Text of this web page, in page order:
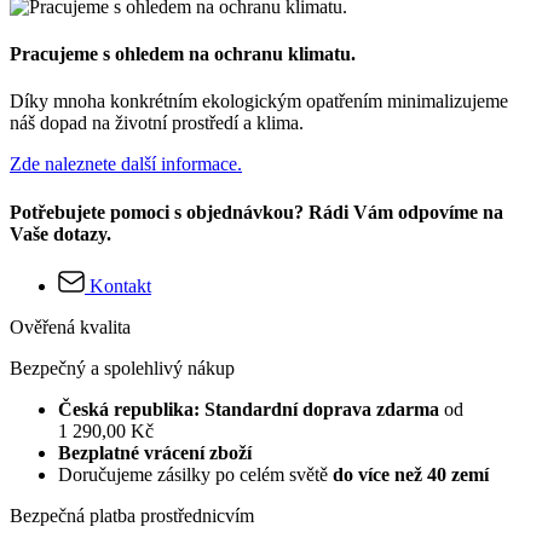
Pracujeme s ohledem na ochranu klimatu.
Díky mnoha konkrétním ekologickým opatřením minimalizujeme
náš dopad na životní prostředí a klima.
Zde naleznete další informace.
Potřebujete pomoci s objednávkou? Rádi Vám odpovíme na
Vaše dotazy.
Kontakt
Ověřená kvalita
Bezpečný a spolehlivý nákup
Česká republika: Standardní doprava zdarma od
1 290,00 Kč
Bezplatné vrácení zboží
Doručujeme zásilky po celém světě do více než 40 zemí
Bezpečná platba prostřednicvím